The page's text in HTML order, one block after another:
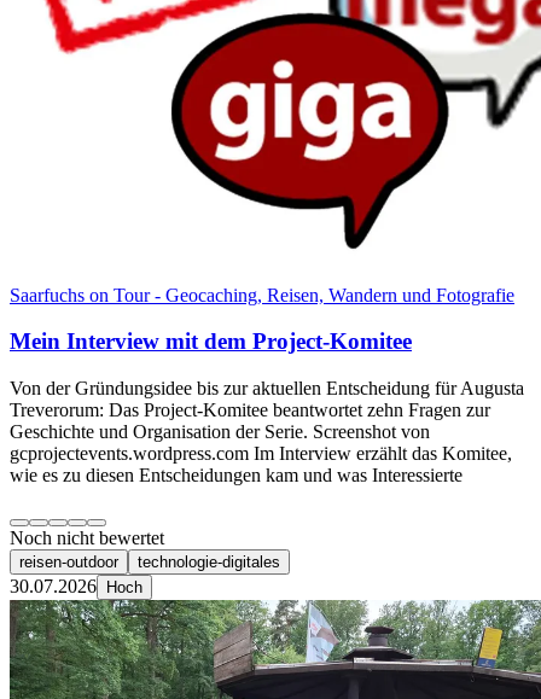
Saarfuchs on Tour - Geocaching, Reisen, Wandern und Fotografie
Mein Interview mit dem Project-Komitee
Von der Gründungsidee bis zur aktuellen Entscheidung für Augusta
Treverorum: Das Project-Komitee beantwortet zehn Fragen zur
Geschichte und Organisation der Serie. Screenshot von
gcprojectevents.wordpress.com Im Interview erzählt das Komitee,
wie es zu diesen Entscheidungen kam und was Interessierte
Noch nicht bewertet
reisen-outdoor technologie-digitales
30.07.2026 Hoch